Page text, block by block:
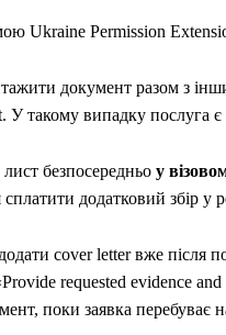
Ukraine Permission
документ разом з
У такому випадку послуга є
безпосередньо у
додатковий збір у
cover letter вже після
requested evidence
поки заявка перебуває